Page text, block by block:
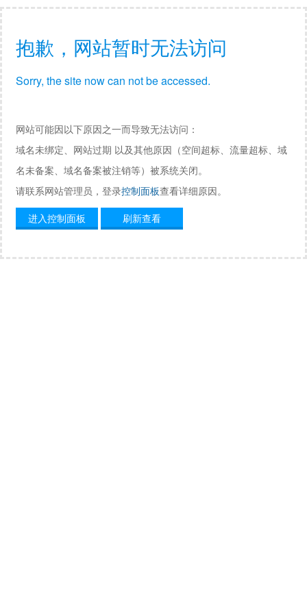
抱歉，网站暂时无法访问
Sorry, the site now can not be accessed.
网站可能因以下原因之一而导致无法访问：
域名未绑定、网站过期 以及其他原因（空间超标、流量超标、域
名未备案、域名备案被注销等）被系统关闭。
请联系网站管理员，登录控制面板查看详细原因。
进入控制面板
刷新查看